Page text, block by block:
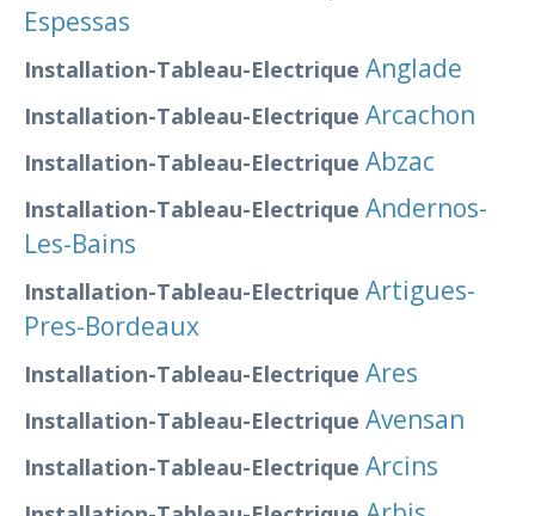
Espessas
Installation-Tableau-Electrique Anglade
Installation-Tableau-Electrique Arcachon
Installation-Tableau-Electrique Abzac
Installation-Tableau-Electrique Andernos-
Les-Bains
Installation-Tableau-Electrique Artigues-
Pres-Bordeaux
Installation-Tableau-Electrique Ares
Installation-Tableau-Electrique Avensan
Installation-Tableau-Electrique Arcins